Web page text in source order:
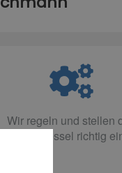
Wir regeln und stellen
Heizkessel richtig